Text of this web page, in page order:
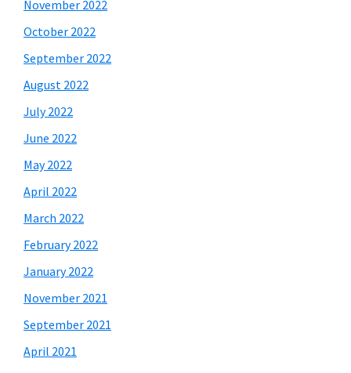
November 2022
October 2022
September 2022
August 2022
July 2022
June 2022
May 2022
April 2022
March 2022
February 2022
January 2022
November 2021
September 2021
April 2021